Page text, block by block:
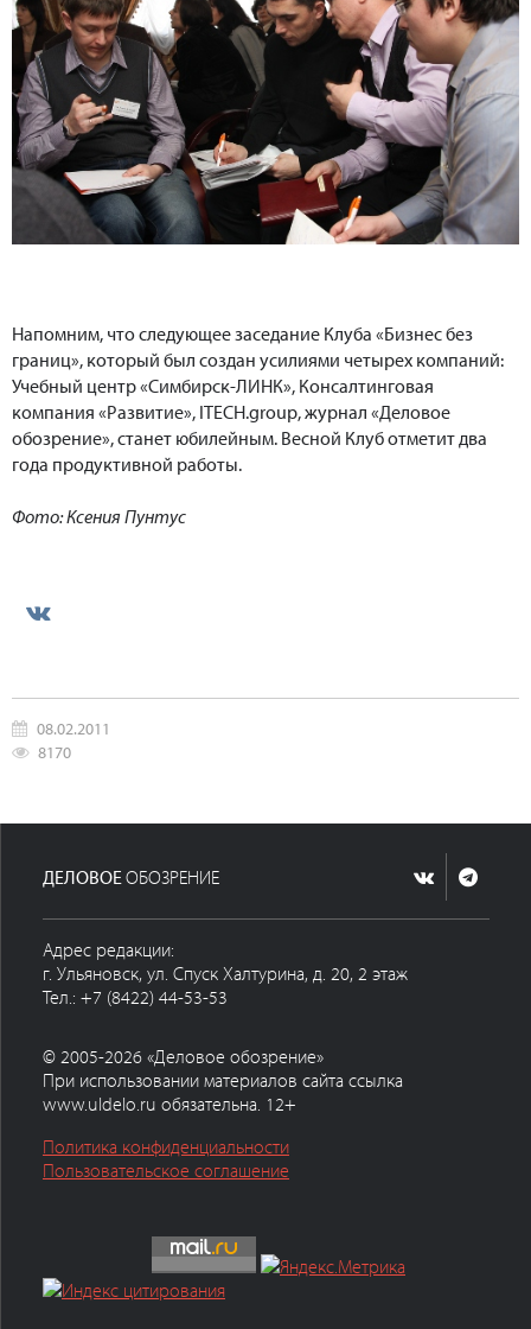
Напомним, что следующее заседание Клуба «Бизнес без
границ», который был создан усилиями четырех компаний:
Учебный центр «Симбирск-ЛИНК», Консалтинговая
компания «Развитие», ITECH.group, журнал «Деловое
обозрение», станет юбилейным. Весной Клуб отметит два
года продуктивной работы.
Фото: Ксения Пунтус
08.02.2011
8170
ДЕЛОВОЕ ОБОЗРЕНИЕ
Адрес редакции:
г. Ульяновск, ул. Спуск Халтурина, д. 20, 2 этаж
Тел.: +7 (8422) 44-53-53
© 2005-2026 «Деловое обозрение»
При использовании материалов сайта ссылка
www.uldelo.ru обязательна. 12+
Политика конфиденциальности
Пользовательское соглашение